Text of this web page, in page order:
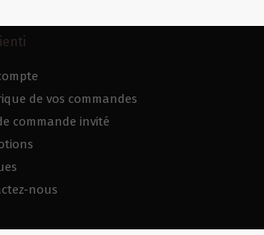
de vos commandes
commande invité
nous